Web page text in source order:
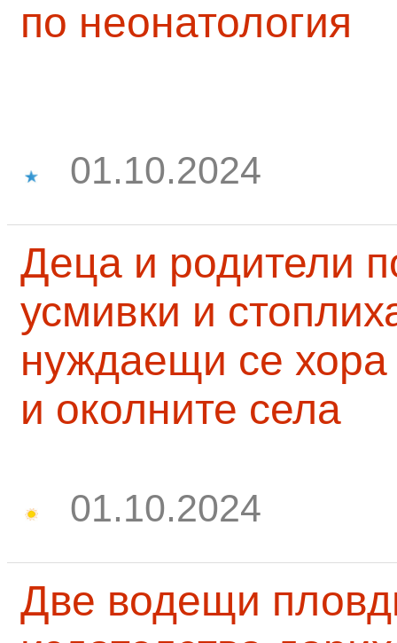
по неонатология
01.10.2024
Деца и родители
усмивки и
нуждаещи се
и околните села
01.10.2024
Две водещи